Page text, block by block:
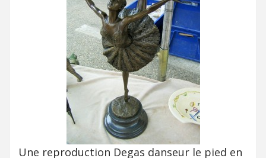
Une reproduction Degas danseur le pied en